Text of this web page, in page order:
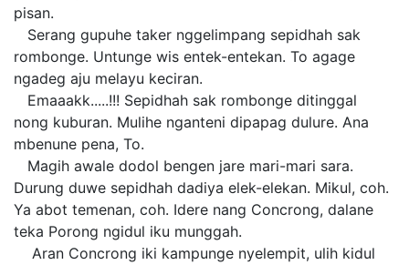
pisan.
Serang gupuhe taker nggelimpang sepidhah sak
rombonge. Untunge wis entek-entekan. To agage
ngadeg aju melayu keciran.
Emaaakk.....!!! Sepidhah sak rombonge ditinggal
nong kuburan. Mulihe nganteni dipapag dulure. Ana
mbenune pena, To.
Magih awale dodol bengen jare mari-mari sara.
Durung duwe sepidhah dadiya elek-elekan. Mikul, coh.
Ya abot temenan, coh. Idere nang Concrong, dalane
teka Porong ngidul iku munggah.
Aran Concrong iki kampunge nyelempit, ulih kidul